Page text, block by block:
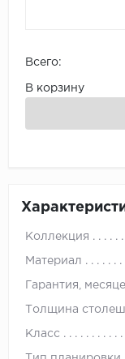
Всего:
В корзину
Коллекция
Материал
Гарантия,
Толщина
Класс